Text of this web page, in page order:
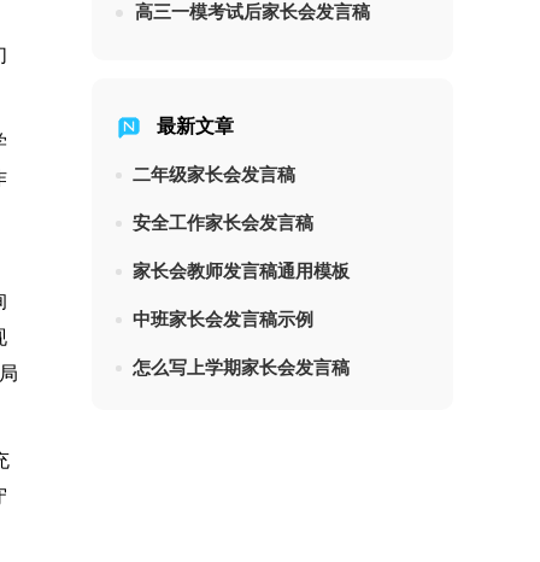
高三一模考试后家长会发言稿
最新文章
二年级家长会发言稿
安全工作家长会发言稿
家长会教师发言稿通用模板
中班家长会发言稿示例
怎么写上学期家长会发言稿